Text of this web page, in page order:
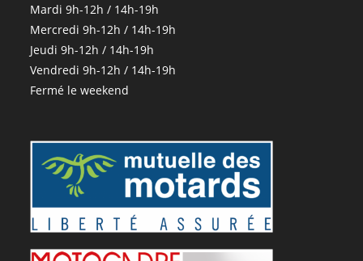
Mardi 9h-12h / 14h-19h
Mercredi 9h-12h / 14h-19h
Jeudi 9h-12h / 14h-19h
Vendredi 9h-12h / 14h-19h
Fermé le weekend